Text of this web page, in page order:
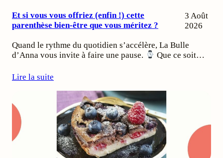
Et si vous vous offriez (enfin !) cette
parenthèse bien-être que vous méritez ?
3 Août
2026
Quand le rythme du quotidien s’accélère, La Bulle
d’Anna vous invite à faire une pause.
Que ce soit…
Lire la suite